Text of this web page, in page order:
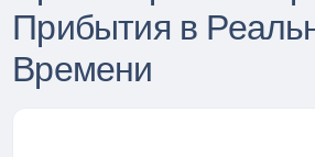
Прибытия в
Времени